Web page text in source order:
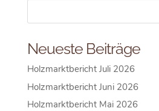
Neueste Beiträge
Holzmarktbericht Juli 2026
Holzmarktbericht Juni 2026
Holzmarktbericht Mai 2026